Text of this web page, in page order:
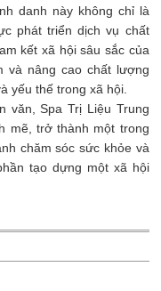
danh này không chỉ là
phát triển dịch vụ chất
kết xã hội sâu sắc của
và nâng cao chất lượng
yếu thế trong xã hội.
văn, Spa Trị Liệu Trung
mẽ, trở thành một trong
chăm sóc sức khỏe và
tạo dựng một xã hội